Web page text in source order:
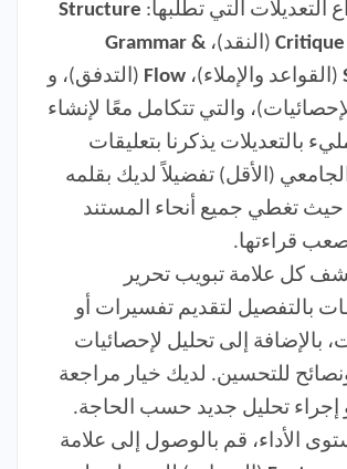
التعديلات التي تطلبها: Structure
Critique (النقد)، Grammar &
(القواعد والإملاء)، Flow (التدفق)، و
والتي تتكامل معًا لإنشاء
بالتعديلات يذكرنا بتعليقات
الجامعي (الأقل) تفضيلاً لديك بقلمه
حيث تغطي جميع أنحاء المستند
قراءتها.
كل علامة تبويب تحرير
بالتفصيل لتقديم تفسيرات أو
بالإضافة إلى تحليل لإحصائيات
ونصائح للتحسين. لديك خيار مراجعة
إجراء تحليل جديد حسب الحاجة.
الأداء، قم بالوصول إلى علامة